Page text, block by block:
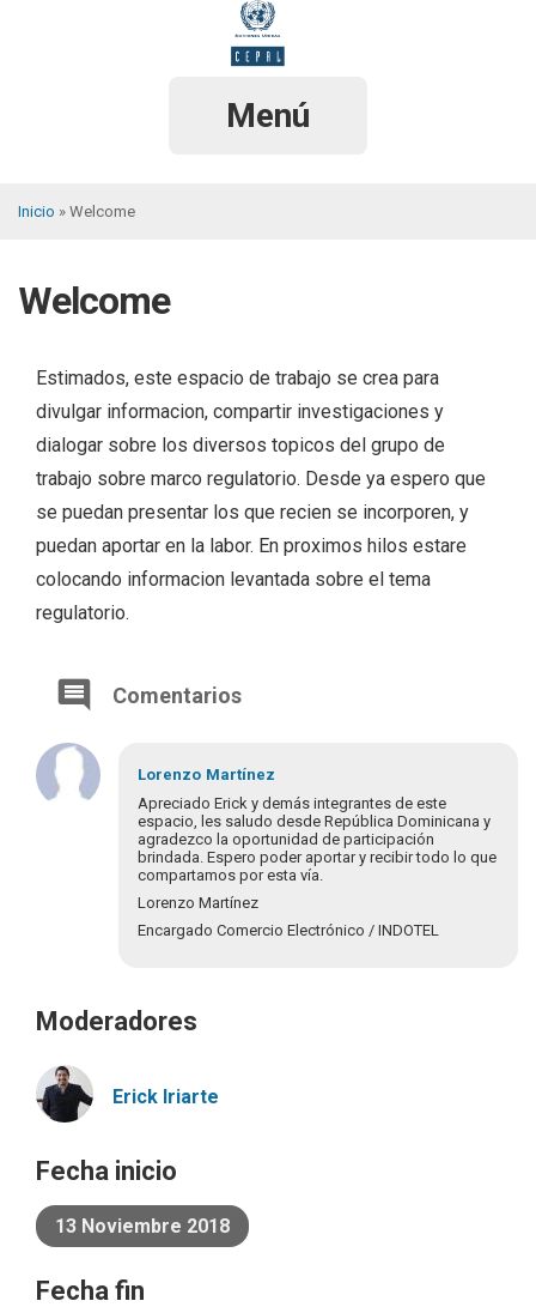
Menú
enlaces
de
ayuda
la
navegación
Inicio Welcome
Welcome
Estimados, este espacio de trabajo se crea para
divulgar informacion, compartir investigaciones y
dialogar sobre los diversos topicos del grupo de
trabajo sobre marco regulatorio. Desde ya espero que
se puedan presentar los que recien se incorporen, y
puedan aportar en la labor. En proximos hilos estare
colocando informacion levantada sobre el tema
regulatorio.
Comentarios
Lorenzo Martínez
Apreciado Erick y demás integrantes de este
espacio, les saludo desde República Dominicana y
agradezco la oportunidad de participación
brindada. Espero poder aportar y recibir todo lo que
compartamos por esta vía.
Lorenzo Martínez
Encargado Comercio Electrónico / INDOTEL
Moderadores
Erick Iriarte
Fecha inicio
13 Noviembre 2018
Fecha fin